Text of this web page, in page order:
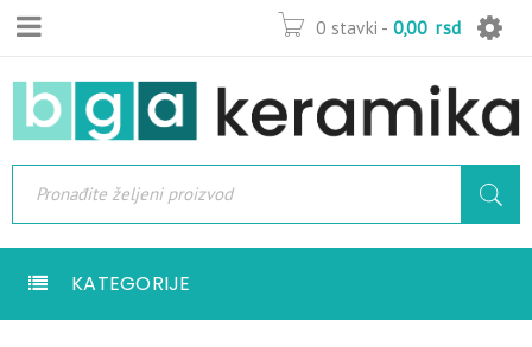
0 stavki - 0,00 rsd
KATEGORIJE